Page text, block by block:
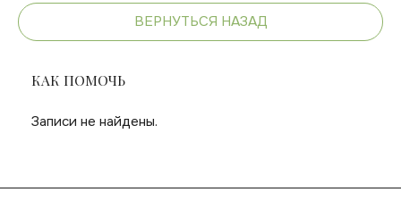
ВЕРНУТЬСЯ НАЗАД
КАК ПОМОЧЬ
Записи не найдены.